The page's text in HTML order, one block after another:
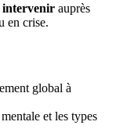
intervenir auprès
en crise.
global à
et les types